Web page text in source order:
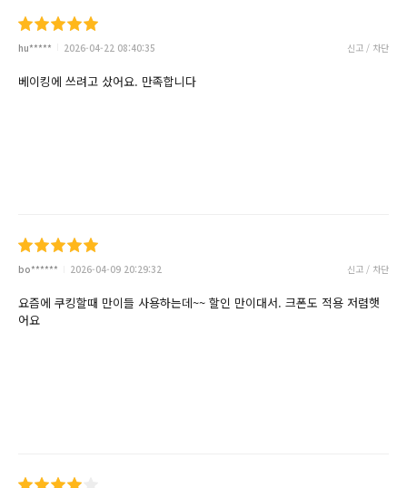
hu***** 2026-04-22 08:40:35 신고 / 차단
베이킹에 쓰려고 샀어요. 만족합니다
bo****** 2026-04-09 20:29:32 신고 / 차단
요즘에 쿠킹할때 만이들 사용하는데~~ 할인 만이대서. 크폰도 적용 저렴햇
어요